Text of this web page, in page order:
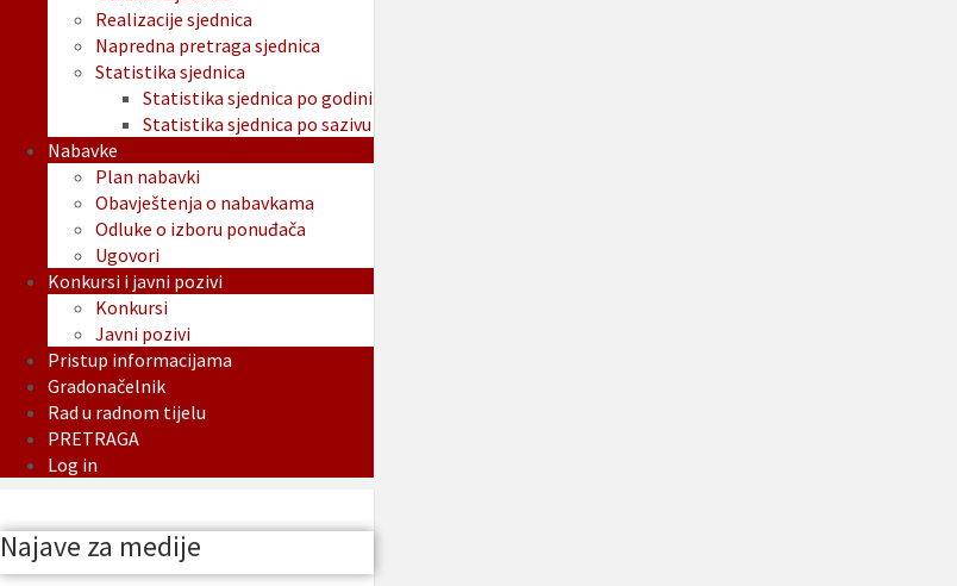
Realizacije sjednica
Napredna pretraga sjednica
Statistika sjednica
Statistika sjednica po godini
Statistika sjednica po sazivu
Nabavke
Plan nabavki
Obavještenja o nabavkama
Odluke o izboru ponuđača
Ugovori
Konkursi i javni pozivi
Konkursi
Javni pozivi
Pristup informacijama
Gradonačelnik
Rad u radnom tijelu
PRETRAGA
Log in
Najave za medije